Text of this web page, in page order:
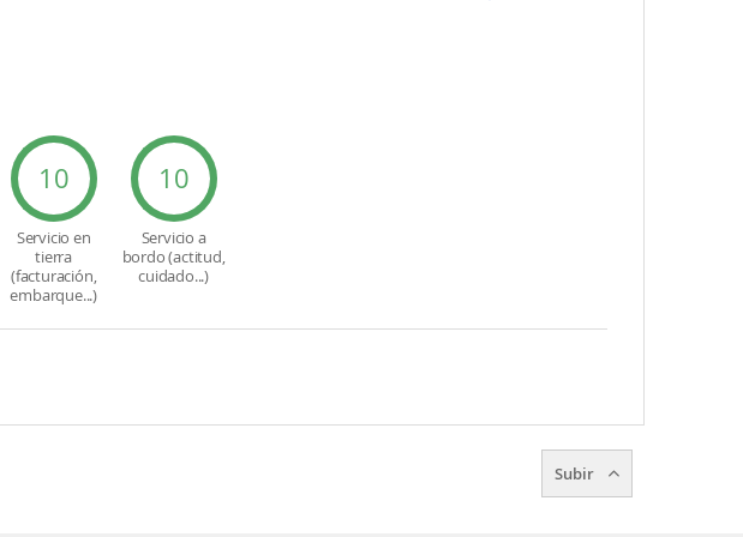
10
Servicio en
tierra
(facturación,
embarque...)
10
Servicio a
bordo (actitud,
cuidado...)
Subir